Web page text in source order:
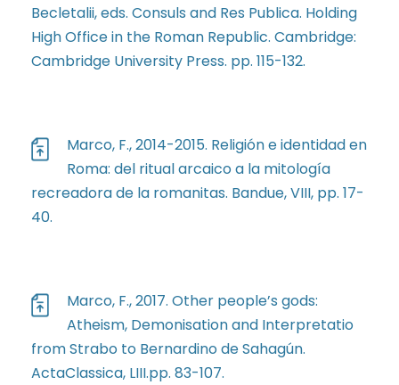
Becletalii, eds. Consuls and Res Publica. Holding
High Office in the Roman Republic. Cambridge:
Cambridge University Press. pp. 115-132.
Marco, F., 2014-2015. Religión e identidad en
Roma: del ritual arcaico a la mitología
recreadora de la romanitas. Bandue, VIII, pp. 17-
40.
Marco, F., 2017. Other people’s gods:
Atheism, Demonisation and Interpretatio
from Strabo to Bernardino de Sahagún.
ActaClassica, LIII.pp. 83-107.